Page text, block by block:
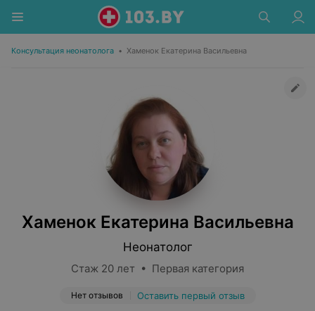
Консультация неонатолога • Хаменок Екатерина Васильевна
Хаменок Екатерина Васильевна
Неонатолог
Стаж 20 лет • Первая категория
Нет отзывов Оставить первый отзыв